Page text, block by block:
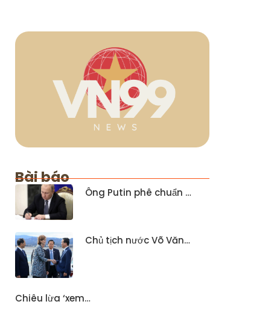
Bài báo
Ông Putin phê chuẩn …
Chủ tịch nước Võ Văn…
Chiêu lừa ‘xem…